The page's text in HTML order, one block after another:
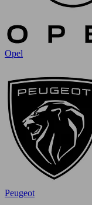
Opel
Peugeot